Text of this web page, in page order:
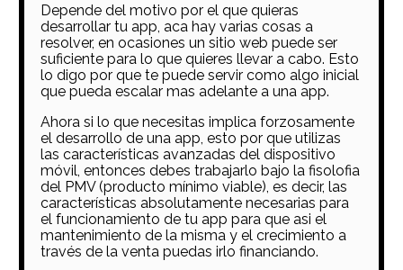
Depende del motivo por el que quieras
desarrollar tu app, aca hay varias cosas a
resolver, en ocasiones un sitio web puede ser
suficiente para lo que quieres llevar a cabo. Esto
lo digo por que te puede servir como algo inicial
que pueda escalar mas adelante a una app.
Ahora si lo que necesitas implica forzosamente
el desarrollo de una app, esto por que utilizas
las características avanzadas del dispositivo
móvil, entonces debes trabajarlo bajo la fisolofia
del PMV (producto mínimo viable), es decir, las
características absolutamente necesarias para
el funcionamiento de tu app para que asi el
mantenimiento de la misma y el crecimiento a
través de la venta puedas irlo financiando.